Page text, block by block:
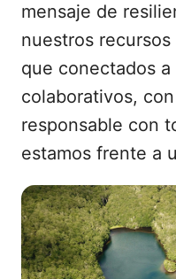
mensaje de
nuestros
que conectados
colaborativos,
responsable con
estamos frente a